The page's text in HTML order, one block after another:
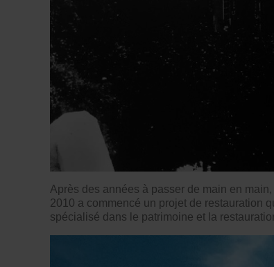
Après des années à passer de main en
2010 a commencé un projet de restauration
spécialisé dans le patrimoine et la